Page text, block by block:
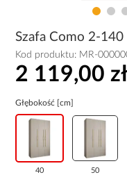
Szafa Como 2-
Kod produktu: MR-
2 119,00
Głębokość [cm]
40 50